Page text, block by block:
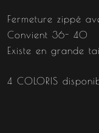
Fermeture zippé
Convient 36- 40
Existe en grande
4 COLORIS